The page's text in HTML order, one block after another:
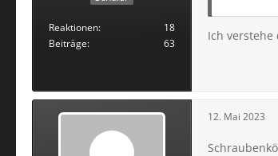
Reaktionen
18
Beiträge
63
Ich verstehe
12. Mai 2023